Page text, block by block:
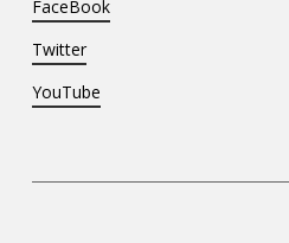
FaceBook
Twitter
YouTube